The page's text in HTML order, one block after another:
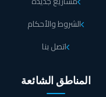
الشروط والأحكام
اتصل بنا
المناطق الشائعة